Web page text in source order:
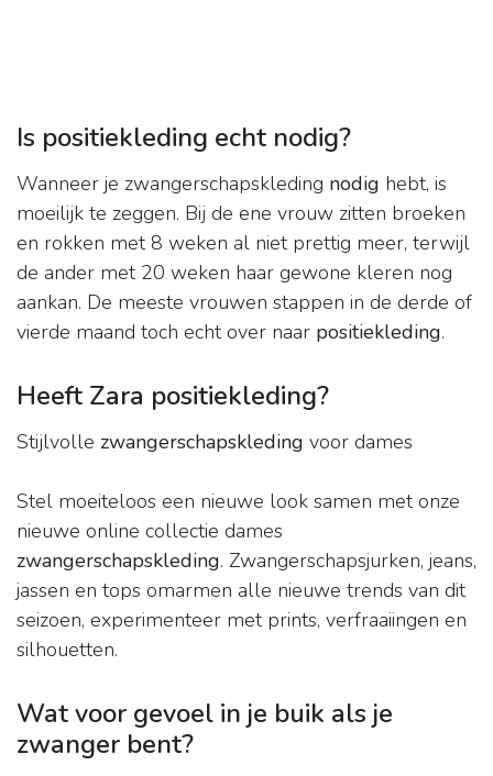
Is positiekleding echt nodig?
Wanneer je zwangerschapskleding nodig hebt, is
moeilijk te zeggen. Bij de ene vrouw zitten broeken
en rokken met 8 weken al niet prettig meer, terwijl
de ander met 20 weken haar gewone kleren nog
aankan. De meeste vrouwen stappen in de derde of
vierde maand toch echt over naar positiekleding.
Heeft Zara positiekleding?
Stijlvolle zwangerschapskleding voor dames
Stel moeiteloos een nieuwe look samen met onze
nieuwe online collectie dames
zwangerschapskleding. Zwangerschapsjurken, jeans,
jassen en tops omarmen alle nieuwe trends van dit
seizoen, experimenteer met prints, verfraaiingen en
silhouetten.
Wat voor gevoel in je buik als je
zwanger bent?